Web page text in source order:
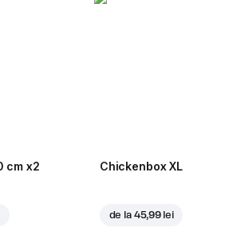
cm x2
Chickenbox XL
de la 45,99 lei